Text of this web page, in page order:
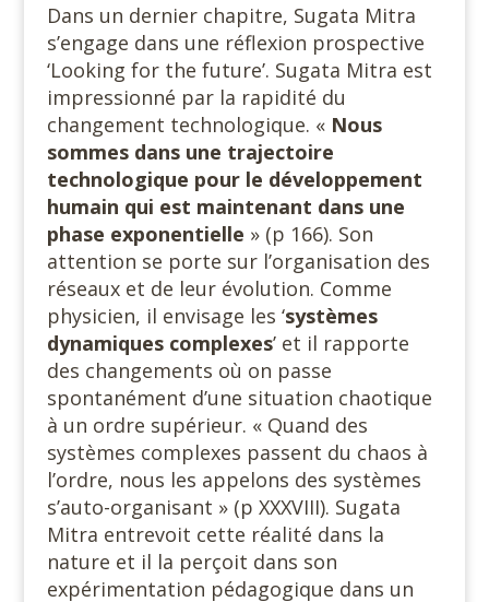
Dans un dernier chapitre, Sugata Mitra
s’engage dans une réflexion prospective
‘Looking for the future’. Sugata Mitra est
impressionné par la rapidité du
changement technologique. « Nous
sommes dans une trajectoire
technologique pour le développement
humain qui est maintenant dans une
phase exponentielle » (p 166). Son
attention se porte sur l’organisation des
réseaux et de leur évolution. Comme
physicien, il envisage les ‘systèmes
dynamiques complexes’ et il rapporte
des changements où on passe
spontanément d’une situation chaotique
à un ordre supérieur. « Quand des
systèmes complexes passent du chaos à
l’ordre, nous les appelons des systèmes
s’auto-organisant » (p XXXVIII). Sugata
Mitra entrevoit cette réalité dans la
nature et il la perçoit dans son
expérimentation pédagogique dans un